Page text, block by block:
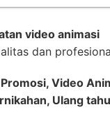
video animasi
dan
Video
Ulang